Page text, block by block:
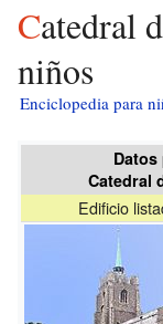
Catedral de Chelmsford para
niños
Enciclopedia para
Catedral
Edificio